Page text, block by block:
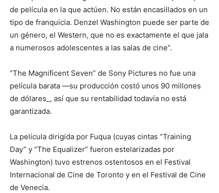
de película en la que actúen. No están encasillados en un
tipo de franquicia. Denzel Washington puede ser parte de
un género, el Western, que no es exactamente el que jala
a numerosos adolescentes a las salas de cine”.
“The Magnificent Seven” de Sony Pictures no fue una
película barata —su producción costó unos 90 millones
de dólares_, así que su rentabilidad todavía no está
garantizada.
La película dirigida por Fuqua (cuyas cintas “Training
Day” y “The Equalizer” fueron estelarizadas por
Washington) tuvo estrenos ostentosos en el Festival
Internacional de Cine de Toronto y en el Festival de Cine
de Venecia.